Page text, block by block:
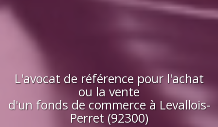
L'avocat de référence pour l'achat
ou la vente
d'un fonds de commerceà Levallois-
Perret (92300)